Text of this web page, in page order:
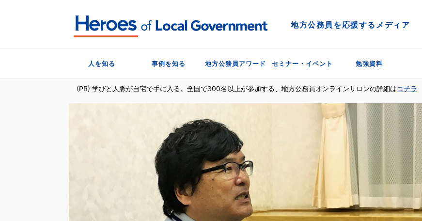
地方公務員を応援するメディア
人を知る 事例を知る 地方公務員アワード セミナー・イベント 勉強資料
(PR) 学びと人脈が自宅で手に入る。全国で300名以上が参加する、地方公務員オンラインサロンの詳細はコチラ